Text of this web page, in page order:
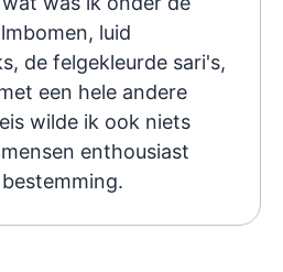
luid
de felgekleurde sari's,
een hele andere
wilde ik ook niets
enthousiast